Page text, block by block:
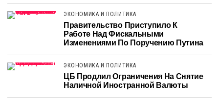
ЭКОНОМИКА И ПОЛИТИКА
Правительство Приступило К
Работе Над Фискальными
Изменениями По Поручению Путина
ЭКОНОМИКА И ПОЛИТИКА
ЦБ Продлил Ограничения На Снятие
Наличной Иностранной Валюты